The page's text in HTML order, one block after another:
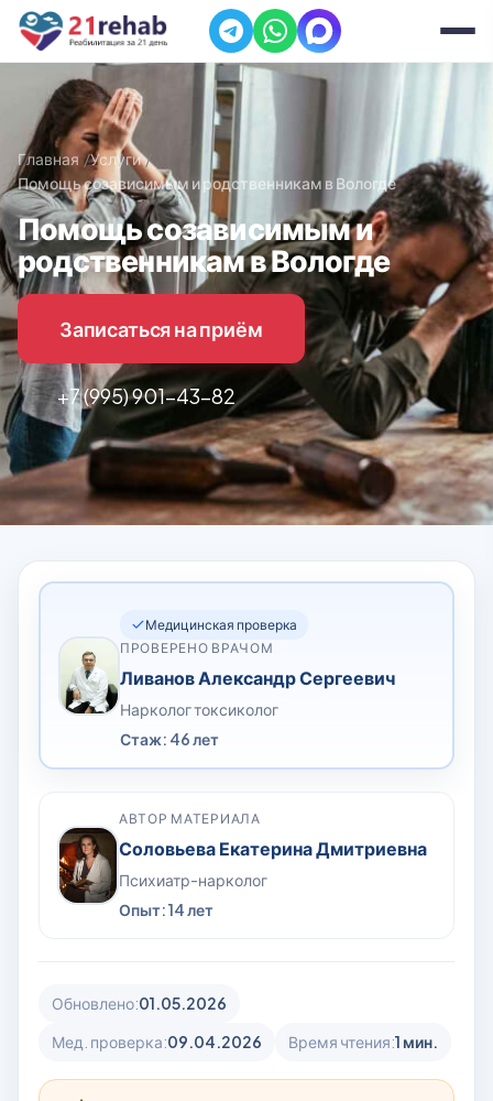
Главная
Услуги
Помощь созависимым и родственникам в Вологде
Помощь созависимым и
родственникам в Вологде
Записаться на приём
+7 (995) 901-43-82
Медицинская проверка
ПРОВЕРЕНО ВРАЧОМ
Ливанов Александр Сергеевич
Нарколог токсиколог
Стаж: 46 лет
АВТОР МАТЕРИАЛА
Соловьева Екатерина Дмитриевна
Психиатр-нарколог
Опыт: 14 лет
Обновлено:01.05.2026
Мед. проверка:09.04.2026 Время чтения:1 мин.